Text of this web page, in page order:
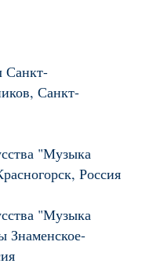
Санкт-
Санкт-
"Музыка
Россия
"Музыка
Знаменское-